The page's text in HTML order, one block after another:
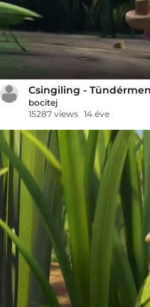
Csingiling -
bocitej
15287 views 14 éve